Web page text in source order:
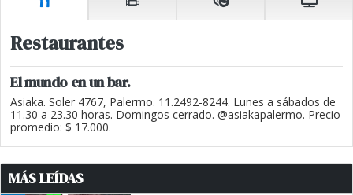
Restaurantes
El mundo en un bar.
Asiaka. Soler 4767, Palermo. 11.2492-8244. Lunes a sábados de
11.30 a 23.30 horas. Domingos cerrado. @asiakapalermo. Precio
promedio: $ 17.000.
MÁS LEÍDAS